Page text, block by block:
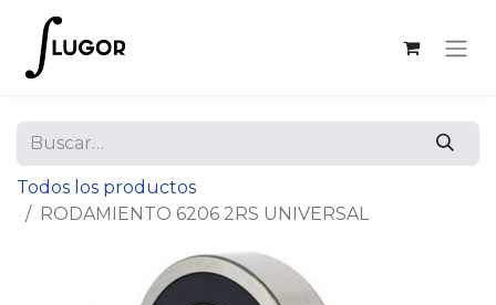
Todos los productos
RODAMIENTO 6206 2RS UNIVERSAL